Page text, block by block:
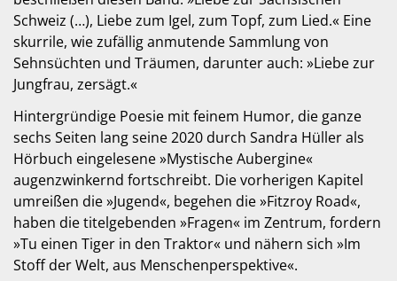
Schweiz (…), Liebe zum Igel, zum Topf, zum Lied.« Eine
skurrile, wie zufällig anmutende Sammlung von
Sehnsüchten und Träumen, darunter auch: »Liebe zur
Jungfrau, zersägt.«
Hintergründige Poesie mit feinem Humor, die ganze
sechs Seiten lang seine 2020 durch Sandra Hüller als
Hörbuch eingelesene »Mystische Aubergine«
augenzwinkernd fortschreibt. Die vorherigen Kapitel
umreißen die »Jugend«, begehen die »Fitzroy Road«,
haben die titelgebenden »Fragen« im Zentrum, fordern
»Tu einen Tiger in den Traktor« und nähern sich »Im
Stoff der Welt, aus Menschenperspektive«.